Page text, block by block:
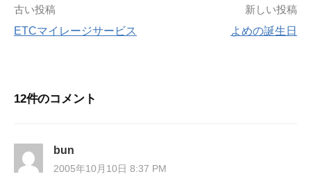
投
ビ
ゲ
ー
古い投稿
ETCマイレージサービス
新しい投稿
よめの誕生日
12件のコメント
bun
2005年10月10日 8:37 PM